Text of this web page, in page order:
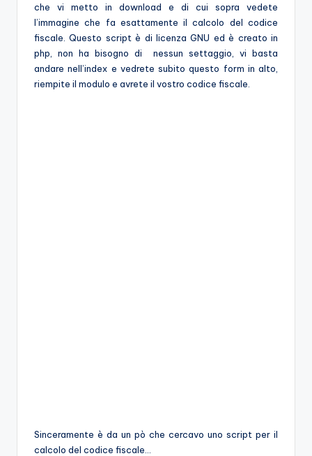
che vi metto in download e di cui sopra vedete
l’immagine che fa esattamente il calcolo del codice
fiscale. Questo script è di licenza GNU ed è creato in
php, non ha bisogno di nessun settaggio, vi basta
andare nell’index e vedrete subito questo form in alto,
riempite il modulo e avrete il vostro codice fiscale.
Sinceramente è da un pò che cercavo uno script per il
calcolo del codice fiscale…